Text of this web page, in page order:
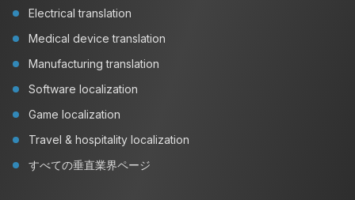
Electrical translation
Medical device translation
Manufacturing translation
Software localization
Game localization
Travel & hospitality localization
すべての垂直業界ページ